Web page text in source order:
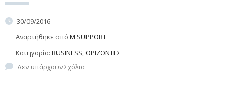
30/09/2016
Αναρτήθηκε από M SUPPORT
Κατηγορία: BUSINESS, ΟΡΙΖΟΝΤΕΣ
Δεν υπάρχουν Σχόλια